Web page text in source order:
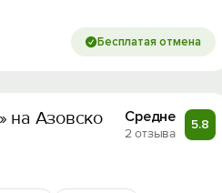
Бесплатая отмена
на Азовском море в Крыму
Средне
2 отзыва
5.8